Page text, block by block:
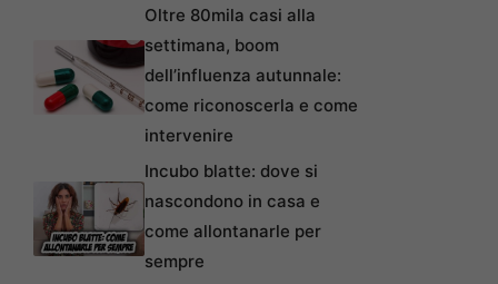
Oltre 80mila casi alla
settimana, boom
dell’influenza autunnale:
come riconoscerla e come
intervenire
Incubo blatte: dove si
nascondono in casa e
come allontanarle per
sempre